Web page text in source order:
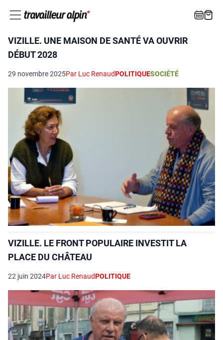
VIZILLE. UNE MAISON DE SANTÉ VA OUVRIR
DÉBUT 2028
29 novembre 2025Par Luc RenaudPOLITIQUESOCIÉTÉ
VIZILLE. LE FRONT POPULAIRE INVESTIT LA
PLACE DU CHÂTEAU
22 juin 2024Par Luc RenaudPOLITIQUE